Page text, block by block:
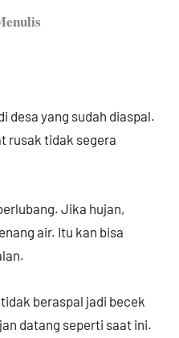
desa yang sudah diaspal.
rusak tidak segera
Jika hujan,
air. Itu kan bisa
beraspal jadi becek
datang seperti saat ini.